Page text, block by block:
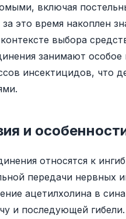
включая
за это время накоплен
выбора
занимают
инсектицидов, что
и
относятся к
передачи нервных
ацетилхолина в
и последующей